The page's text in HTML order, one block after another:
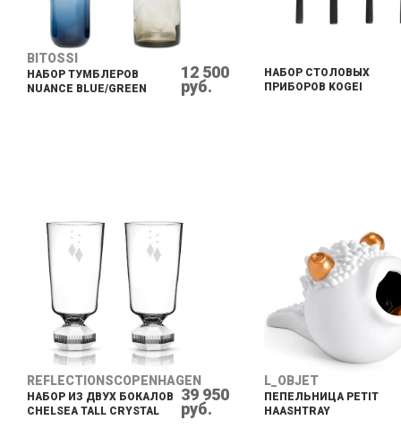
BITOSSI
НАБОР ТУМБЛЕРОВ
NUANCE BLUE/GREEN
12 500
руб.
НАБОР СТОЛОВЫХ
ПРИБОРОВ KOGEI
REFLECTIONSCOPENHAGEN
НАБОР ИЗ ДВУХ БОКАЛОВ
CHELSEA TALL CRYSTAL
39 950
руб.
L_OBJET
ПЕПЕЛЬНИЦА PETIT
HAASHTRAY